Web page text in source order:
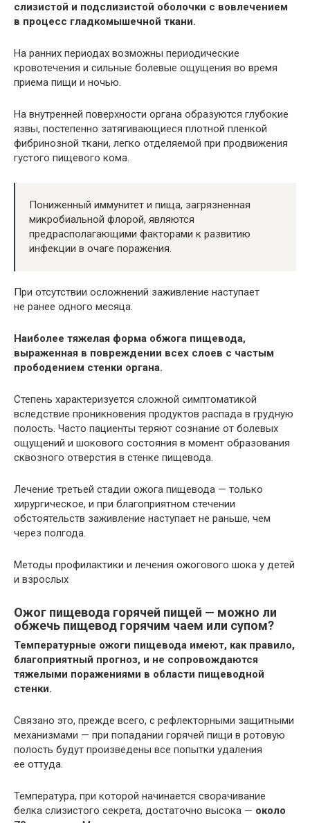
слизистой и подслизистой оболочки с вовлечением
в процесс гладкомышечной ткани.
На ранних периодах возможны периодические
кровотечения и сильные болевые ощущения во время
приема пищи и ночью.
На внутренней поверхности органа образуются глубокие
язвы, постепенно затягивающиеся плотной пленкой
фибринозной ткани, легко отделяемой при продвижения
густого пищевого кома.
Пониженный иммунитет и пища, загрязненная
микробиальной флорой, являются
предрасполагающими факторами к развитию
инфекции в очаге поражения.
При отсутствии осложнений заживление наступает
не ранее одного месяца.
Наиболее тяжелая форма обжога пищевода,
выраженная в повреждении всех слоев с частым
прободением стенки органа.
Степень характеризуется сложной симптоматикой
вследствие проникновения продуктов распада в грудную
полость. Часто пациенты теряют сознание от болевых
ощущений и шокового состояния в момент образования
сквозного отверстия в стенке пищевода.
Лечение третьей стадии ожога пищевода — только
хирургическое, и при благоприятном стечении
обстоятельств заживление наступает не раньше, чем
через полгода.
Методы профилактики и лечения ожогового шока у детей
и взрослых
Ожог пищевода горячей пищей — можно ли
обжечь пищевод горячим чаем или супом?
Температурные ожоги пищевода имеют, как правило,
благоприятный прогноз, и не сопровождаются
тяжелыми поражениями в области пищеводной
стенки.
Связано это, прежде всего, с рефлекторными защитными
механизмами — при попадании горячей пищи в ротовую
полость будут произведены все попытки удаления
ее оттуда.
Температура, при которой начинается сворачивание
белка слизистого секрета, достаточно высока — около